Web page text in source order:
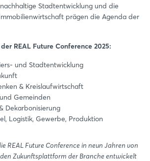
Stadtentwicklung und die
prägen die Agenda der
REAL Future Conference 2025:
und Stadtentwicklung
& Kreislaufwirtschaft
Gemeinden
Dekarbonisierung
Logistik, Gewerbe, Produktion
REAL Future Conference in neun Jahren von
Zukunftsplattform der Branche entwickelt